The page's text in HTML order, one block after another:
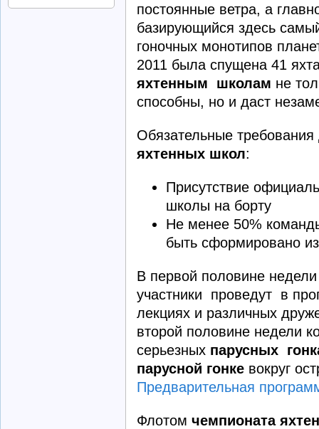
постоянные ветра, а
базирующийся здесь
гоночных монотипов
2011 была спущена 41
яхтенным школам не
способны, но и даст
Обязательные
яхтенных школ:
Присутствие
школы на борту
Не менее 50%
быть сформировано
В первой половине
участники проведут в
лекциях и различных
второй половине недели
серьезных парусных
парусной гонке вокруг
Предварительная
Флотом чемпионата